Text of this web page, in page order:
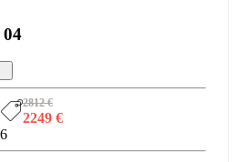
2812 €
2249 €